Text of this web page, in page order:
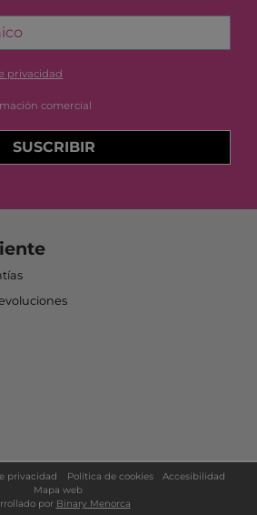
privacidad
comercial
SUSCRIBIR
privacidad Política de cookies
Accesibilidad
Mapa web
por Binary Menorca